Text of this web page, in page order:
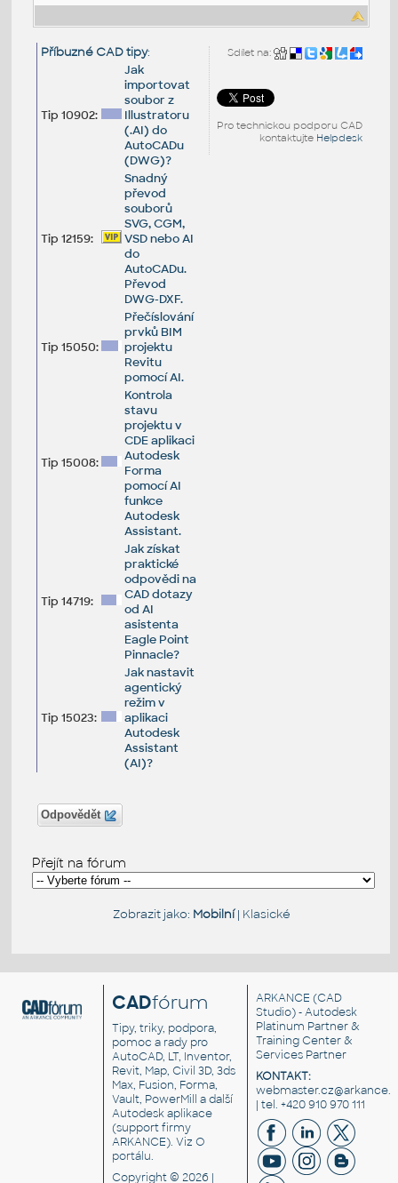
Sdílet na:
Pro technickou podporu CAD
kontaktujte Helpdesk
Příbuzné CAD tipy:
Tip 10902:
Jak
importovat
soubor z
Illustratoru
(.AI) do
AutoCADu
(DWG)?
Tip 12159:
Snadný
převod
souborů
SVG, CGM,
VSD nebo AI
do
AutoCADu.
Převod
DWG-DXF.
Tip 15050:
Přečíslování
prvků BIM
projektu
Revitu
pomocí AI.
Tip 15008:
Kontrola
stavu
projektu v
CDE aplikaci
Autodesk
Forma
pomocí AI
funkce
Autodesk
Assistant.
Tip 14719:
Jak získat
praktické
odpovědi na
CAD dotazy
od AI
asistenta
Eagle Point
Pinnacle?
Tip 15023:
Jak nastavit
agentický
režim v
aplikaci
Autodesk
Assistant
(AI)?
Odpovědět
Přejít na fórum
Zobrazit jako: Mobilní| Klasické
CADfórum
Tipy, triky, podpora,
pomoc a rady pro
AutoCAD, LT, Inventor,
Revit, Map, Civil 3D, 3ds
Max, Fusion, Forma,
Vault, PowerMill a další
Autodesk aplikace
(support firmy
ARKANCE). VizO
portálu.
Copyright © 2026 |
ARKANCE (CAD
Studio) - Autodesk
Platinum Partner &
Training Center &
Services Partner
KONTAKT:
| tel. +420 910 970 111